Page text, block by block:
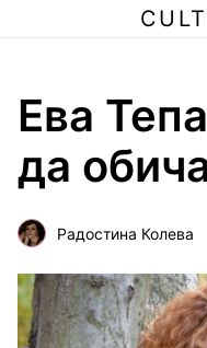
Ева
да
Радостина Колева